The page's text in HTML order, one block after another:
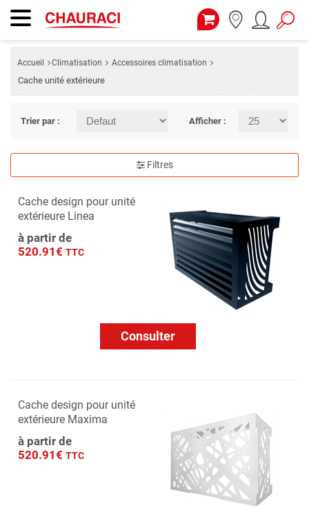
Accueil Climatisation Accessoires climatisation
Cache unité extérieure
Trier par : Afficher :
Filtres
Cache design pour unité
extérieure Linea
à partir de
520.91€ TTC
Consulter
Cache design pour unité
extérieure Maxima
à partir de
520.91€ TTC